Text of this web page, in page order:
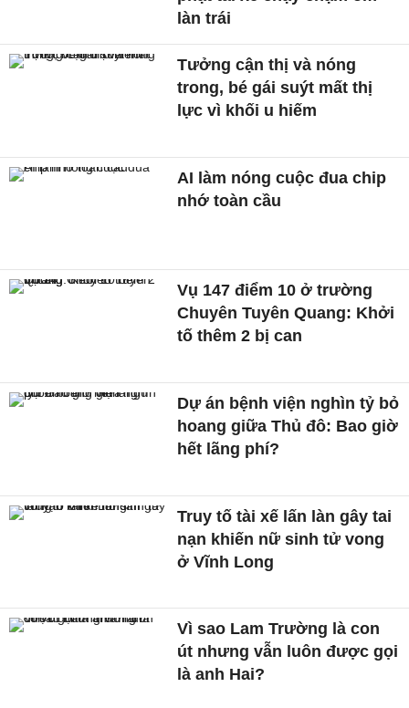
làn trái
Tưởng cận thị và nóng
trong, bé gái suýt mất thị
lực vì khối u hiếm
AI làm nóng cuộc đua chip
nhớ toàn cầu
Vụ 147 điểm 10 ở trường
Chuyên Tuyên Quang: Khởi
tố thêm 2 bị can
Dự án bệnh viện nghìn tỷ bỏ
hoang giữa Thủ đô: Bao giờ
hết lãng phí?
Truy tố tài xế lấn làn gây tai
nạn khiến nữ sinh tử vong
ở Vĩnh Long
Vì sao Lam Trường là con
út nhưng vẫn luôn được gọi
là anh Hai?